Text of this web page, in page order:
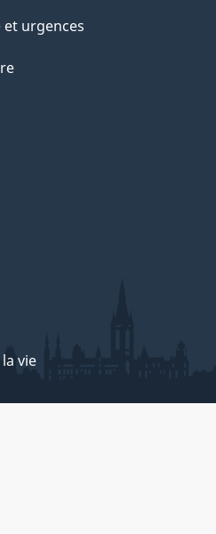
et urgences
vie